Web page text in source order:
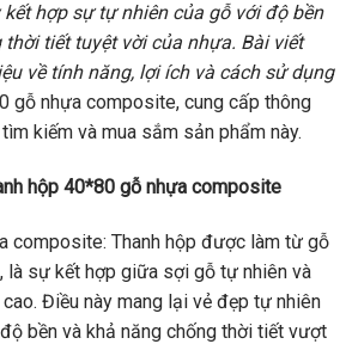
hợp sự tự nhiên của gỗ với độ bền
thời tiết tuyệt vời của nhựa. Bài viết
về tính năng, lợi ích và cách sử dụng
gỗ nhựa composite, cung cấp thông
kiếm và mua sắm sản phẩm này.
hộp 40*80 gỗ nhựa composite
composite: Thanh hộp được làm từ gỗ
là sự kết hợp giữa sợi gỗ tự nhiên và
Điều này mang lại vẻ đẹp tự nhiên
bền và khả năng chống thời tiết vượt